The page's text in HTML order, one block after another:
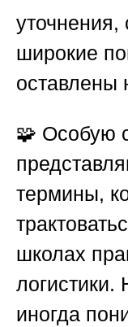
широкие
оставлены
🧩 Особую
термины,
школах
логистики.
иногда